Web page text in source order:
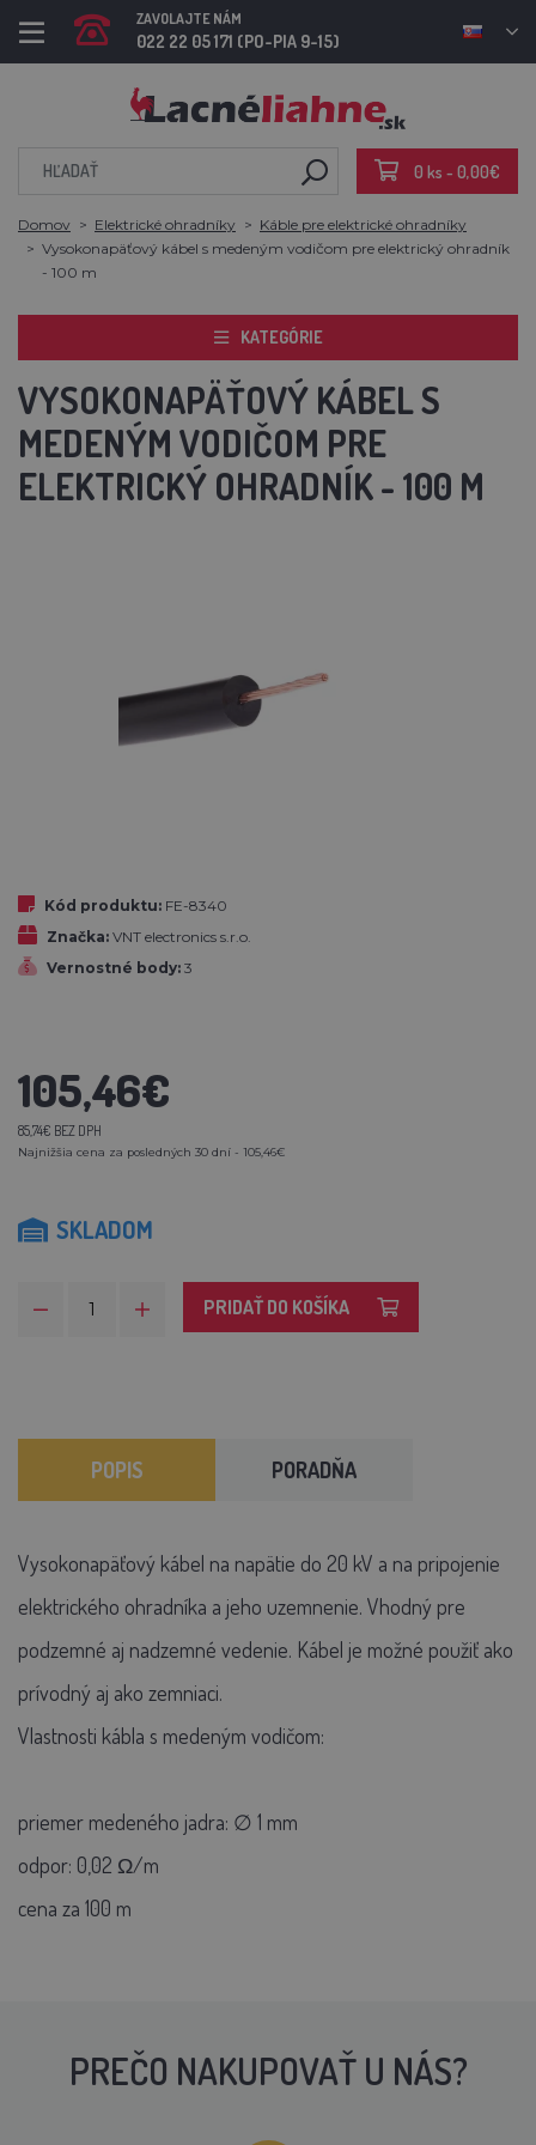
ZAVOLAJTE NÁM
022 22 05 171 (PO-PIA 9-15)
0 ks - 0,00€
Domov Elektrické ohradníky
Káble pre elektrické ohradníky
Vysokonapäťový kábel s medeným vodičom pre elektrický ohradník
- 100 m
KATEGÓRIE
VYSOKONAPÄŤOVÝ KÁBEL S
MEDENÝM VODIČOM PRE
ELEKTRICKÝ OHRADNÍK - 100 M
Kód produktu: FE-8340
Značka: VNT electronics s.r.o.
Vernostné body: 3
105,46€
85,74€ BEZ DPH
Najnižšia cena za posledných 30 dní - 105,46€
SKLADOM
PRIDAŤ DO KOŠÍKA
POPIS PORADŇA
Vysokonapäťový kábel na napätie do 20 kV a na pripojenie
elektrického ohradníka a jeho uzemnenie. Vhodný pre
podzemné aj nadzemné vedenie. Kábel je možné použiť ako
prívodný aj ako zemniaci.
Vlastnosti kábla s medeným vodičom:
priemer medeného jadra: ∅ 1 mm
odpor: 0,02 Ω/m
cena za 100 m
PREČO NAKUPOVAŤ U NÁS?